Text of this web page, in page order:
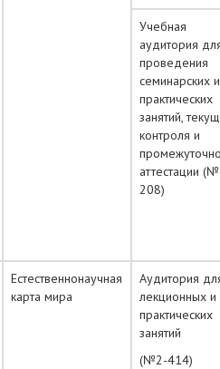
Учебная
аудитория
проведения
семинарских и
практических
занятий,
контроля и
аттестации
208)
Естественнонаучная
карта мира
Аудитория
лекционных и
практических
занятий
(№2-414)